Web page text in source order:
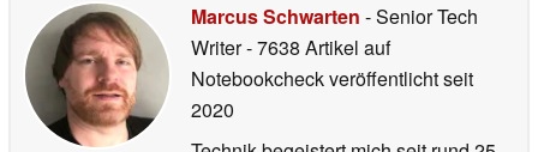
Marcus Schwarten - Senior Tech
Writer- 7638 Artikel auf
Notebookcheck veröffentlichtseit
2020